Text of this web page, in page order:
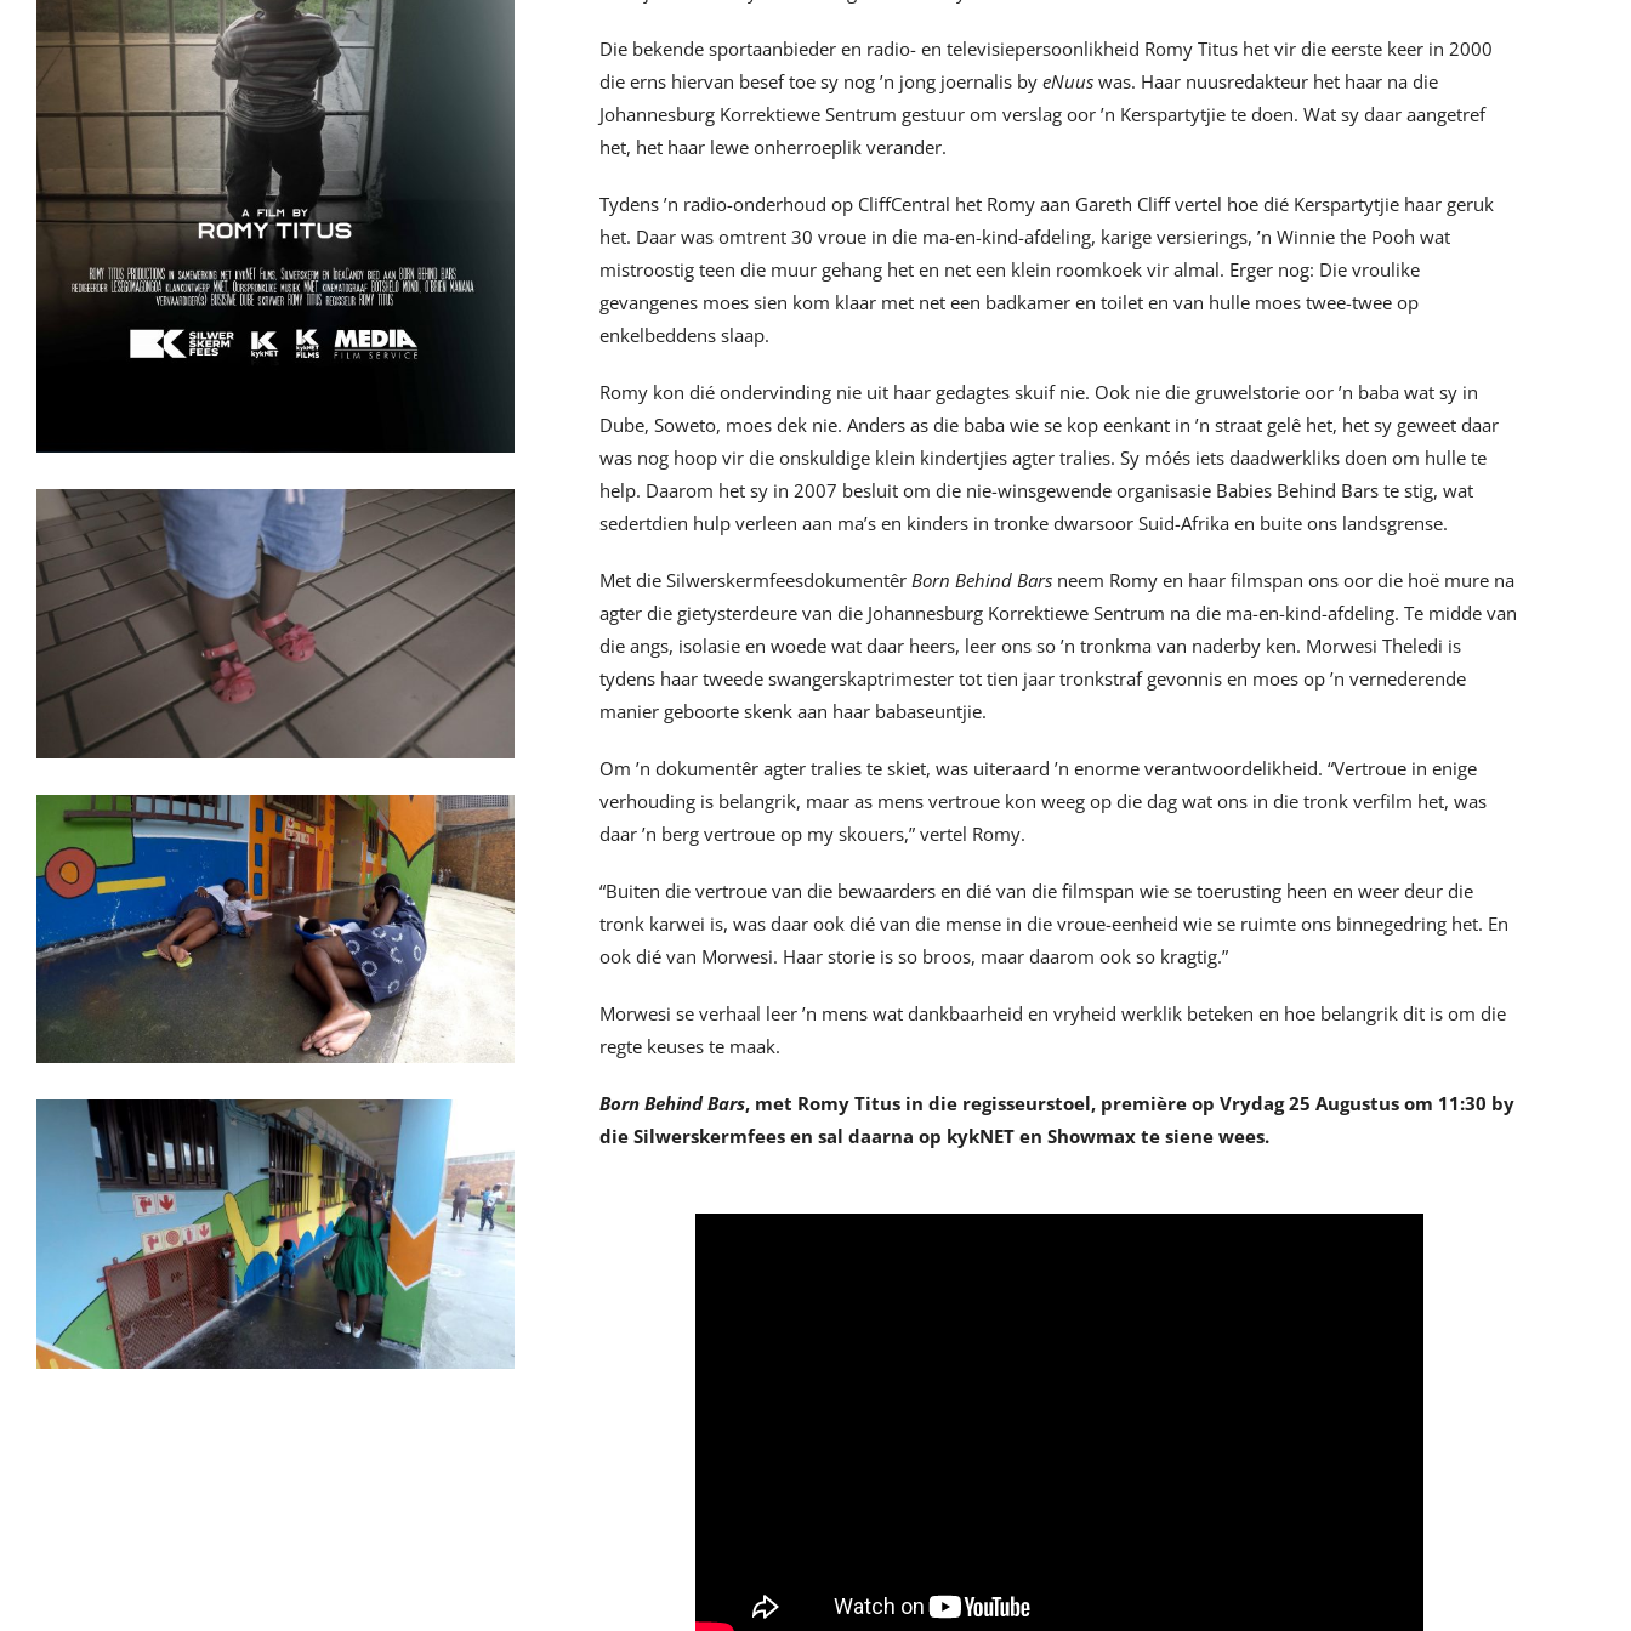
Die bekende sportaanbieder en radio- en televisiepersoonlikheid Romy Titus het vir die eerste keer in 2000
die erns hiervan besef toe sy nog ’n jong joernalis byeNuus was. Haar nuusredakteur het haar na die
Johannesburg Korrektiewe Sentrum gestuur om verslag oor ’n Kerspartytjie te doen. Wat sy daar aangetref
het, het haar lewe onherroeplik verander.
Tydens ’n radio-onderhoud op CliffCentral het Romy aan Gareth Cliff vertel hoe dié Kerspartytjie haar geruk
het. Daar was omtrent 30 vroue in die ma-en-kind-afdeling, karige versierings, ’n Winnie the Pooh wat
mistroostig teen die muur gehang het en net een klein roomkoek vir almal. Erger nog: Die vroulike
gevangenes moes sien kom klaar met net een badkamer en toilet en van hulle moes twee-twee op
enkelbeddens slaap.
Romy kon dié ondervinding nie uit haar gedagtes skuif nie. Ook nie die gruwelstorie oor ’n baba wat sy in
Dube, Soweto, moes dek nie. Anders as die baba wie se kop eenkant in ’n straat gelê het, het sy geweet daar
was nog hoop vir die onskuldige klein kindertjies agter tralies. Sy móés iets daadwerkliks doen om hulle te
help. Daarom het sy in 2007 besluit om die nie-winsgewende organisasie Babies Behind Bars te stig, wat
sedertdien hulp verleen aan ma’s en kinders in tronke dwarsoor Suid-Afrika en buite ons landsgrense.
Met die SilwerskermfeesdokumentêrBorn Behind Bars neem Romy en haar filmspan ons oor die hoë mure na
agter die gietysterdeure van die Johannesburg Korrektiewe Sentrum na die ma-en-kind-afdeling. Te midde van
die angs, isolasie en woede wat daar heers, leer ons so ’n tronkma van naderby ken. Morwesi Theledi is
tydens haar tweede swangerskaptrimester tot tien jaar tronkstraf gevonnis en moes op ’n vernederende
manier geboorte skenk aan haar babaseuntjie.
Om ’n dokumentêr agter tralies te skiet, was uiteraard ’n enorme verantwoordelikheid. “Vertroue in enige
verhouding is belangrik, maar as mens vertroue kon weeg op die dag wat ons in die tronk verfilm het, was
daar ’n berg vertroue op my skouers,” vertel Romy.
“Buiten die vertroue van die bewaarders en dié van die filmspan wie se toerusting heen en weer deur die
tronk karwei is, was daar ook dié van die mense in die vroue-eenheid wie se ruimte ons binnegedring het. En
ook dié van Morwesi. Haar storie is so broos, maar daarom ook so kragtig.”
Morwesi se verhaal leer ’n mens wat dankbaarheid en vryheid werklik beteken en hoe belangrik dit is om die
regte keuses te maak.
Born Behind Bars, met Romy Titus in die regisseurstoel, première op Vrydag 25 Augustus om 11:30 by
die Silwerskermfees en sal daarna op kykNET en Showmax te siene wees.